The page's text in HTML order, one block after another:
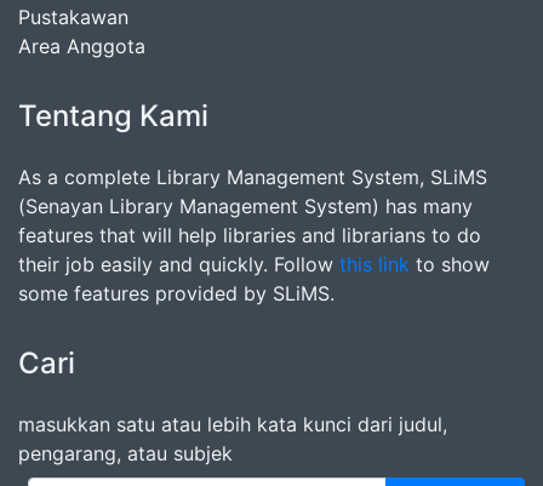
Pustakawan
Area Anggota
Tentang Kami
As a complete Library Management System, SLiMS
(Senayan Library Management System) has many
features that will help libraries and librarians to do
their job easily and quickly. Follow this link to show
some features provided by SLiMS.
Cari
masukkan satu atau lebih kata kunci dari judul,
pengarang, atau subjek